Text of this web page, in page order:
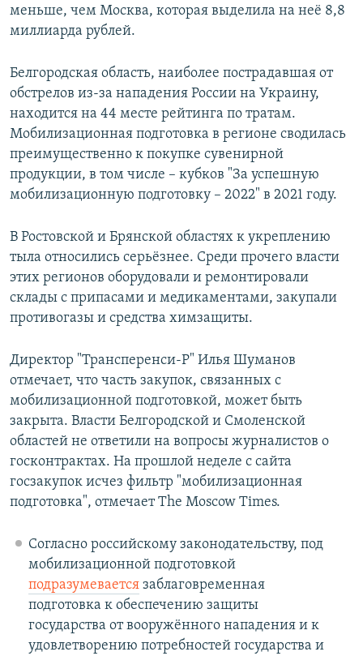
меньше, чем Москва, которая выделила на неё 8,8
миллиарда рублей.
Белгородская область, наиболее пострадавшая от
обстрелов из-за нападения России на Украину,
находится на 44 месте рейтинга по тратам.
Мобилизационная подготовка в регионе сводилась
преимущественно к покупке сувенирной
продукции, в том числе – кубков "За успешную
мобилизационную подготовку – 2022" в 2021 году.
В Ростовской и Брянской областях к укреплению
тыла относились серьёзнее. Среди прочего власти
этих регионов оборудовали и ремонтировали
склады с припасами и медикаментами, закупали
противогазы и средства химзащиты.
Директор "Трансперенси-Р" Илья Шуманов
отмечает, что часть закупок, связанных с
мобилизационной подготовкой, может быть
закрыта. Власти Белгородской и Смоленской
областей не ответили на вопросы журналистов о
госконтрактах. На прошлой неделе с сайта
госзакупок исчез фильтр "мобилизационная
подготовка", отмечает The Moscow Times.
Согласно российскому законодательству, под
мобилизационной подготовкой
подразумеваетсязаблаговременная
подготовка к обеспечению защиты
государства от вооружённого нападения и к
удовлетворению потребностей государства и